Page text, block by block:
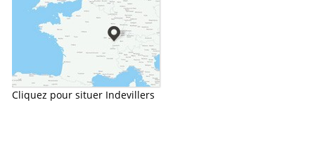
Cliquez pour situer Indevillers